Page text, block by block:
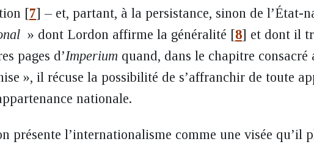
[7] – et, partant, à la persistance, sinon de l’État-
» dont Lordon affirme la généralité [8] et dont il
pages d’Imperium quand, dans le chapitre consacré
», il récuse la possibilité de s’affranchir de toute
nationale.
présente l’internationalisme comme une visée qu’il